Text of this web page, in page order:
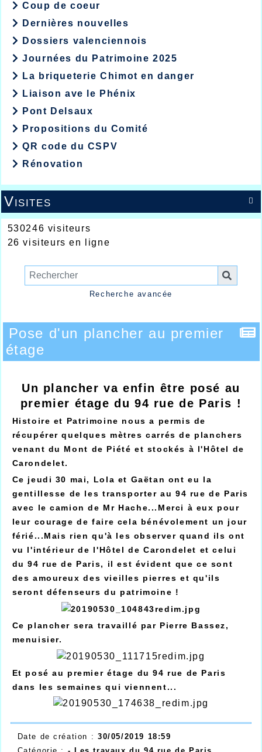
Coup de coeur
Dernières nouvelles
Dossiers valenciennois
Journées du Patrimoine 2025
La briqueterie Chimot en danger
Liaison ave le Phénix
Pont Delsaux
Propositions du Comité
QR code du CSPV
Rénovation

Visites
530246 visiteurs
26 visiteurs en ligne
Recherche avancée
Pose d'un plancher au premier
étage
Un plancher va enfin être posé au
premier étage du 94 rue de Paris !
Histoire et Patrimoine nous a permis de
récupérer quelques mètres carrés de planchers
venant du Mont de Piété et stockés à l'Hôtel de
Carondelet.
Ce jeudi 30 mai, Lola et Gaëtan ont eu la
gentillesse de les transporter au 94 rue de Paris
avec le camion de Mr Hache...Merci à eux pour
leur courage de faire cela bénévolement un jour
férié...Mais rien qu'à les observer quand ils ont
vu l'intérieur de l'Hôtel de Carondelet et celui
du 94 rue de Paris, il est évident que ce sont
des amoureux des vieilles pierres et qu'ils
seront défenseurs du patrimoine !
Ce plancher sera travaillé par Pierre Bassez,
menuisier.
Et posé au premier étage du 94 rue de Paris
dans les semaines qui viennent...
Date de création : 30/05/2019 18:59